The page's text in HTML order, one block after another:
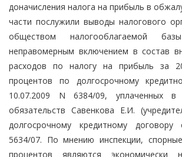
доначисления налога на прибыль в
части послужили выводы налогового
обществом налогооблагаемой
неправомерным включением в состав
расходов по налогу на прибыль за
процентов по долгосрочному
10.07.2009 N 6384/09, уплаченных в
обязательств Савенкова Е.И.
долгосрочному кредитному
5634/07. По мнению инспекции,
процентов являются экономически